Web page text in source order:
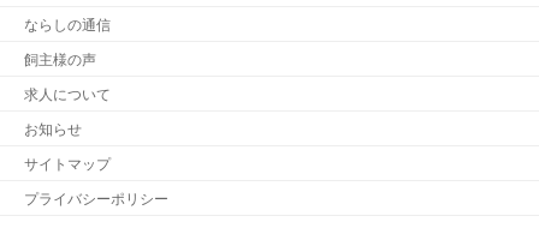
ならしの通信
飼主様の声
求人について
お知らせ
サイトマップ
プライバシーポリシー